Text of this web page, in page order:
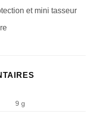
et mini tasseur
9 g